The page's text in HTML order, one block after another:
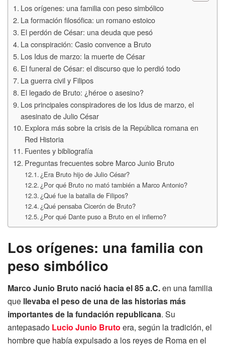
Los orígenes: una familia con peso simbólico
La formación filosófica: un romano estoico
El perdón de César: una deuda que pesó
La conspiración: Casio convence a Bruto
Los Idus de marzo: la muerte de César
El funeral de César: el discurso que lo perdió todo
La guerra civil y Filipos
El legado de Bruto: ¿héroe o asesino?
Los principales conspiradores de los Idus de marzo, el
asesinato de Julio César
Explora más sobre la crisis de la República romana en
Red Historia
Fuentes y bibliografía
Preguntas frecuentes sobre Marco Junio Bruto
¿Era Bruto hijo de Julio César?
¿Por qué Bruto no mató también a Marco Antonio?
¿Qué fue la batalla de Filipos?
¿Qué pensaba Cicerón de Bruto?
¿Por qué Dante puso a Bruto en el infierno?
Los orígenes: una familia con
peso simbólico
Marco Junio Bruto nació hacia el 85 a.C.en una familia
que llevaba el peso de una de las historias más
importantes de la fundación republicana. Su
antepasado Lucio Junio Bruto era, según la tradición, el
hombre que había expulsado a los reyes de Roma en el